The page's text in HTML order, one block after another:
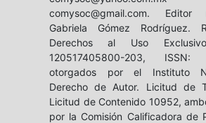
comysoc@gmail.com. Editor
Gabriela Gómez Rodríguez.
Derechos al Uso
120517405800-203, ISSN:
otorgados por el Instituto
Derecho de Autor. Licitud de
Licitud de Contenido 10952,
por la Comisión Calificadora de